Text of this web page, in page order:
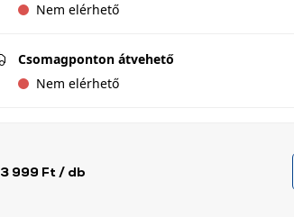
Nem elérhető
Csomagponton átvehető
Nem elérhető
3 999 Ft / db